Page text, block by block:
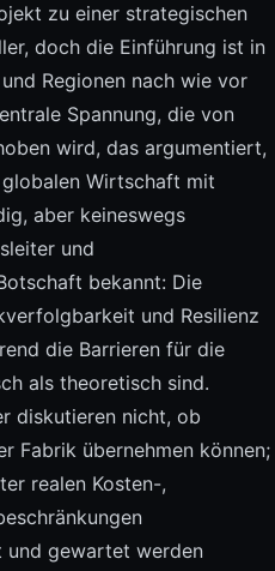
zu einer strategischen
doch die Einführung ist in
Regionen nach wie vor
Spannung, die von
wird, das argumentiert,
Wirtschaft mit
aber keineswegs
und
bekannt: Die
und Resilienz
die Barrieren für die
als theoretisch sind.
diskutieren nicht, ob
Fabrik übernehmen können;
realen Kosten-,
gewartet werden